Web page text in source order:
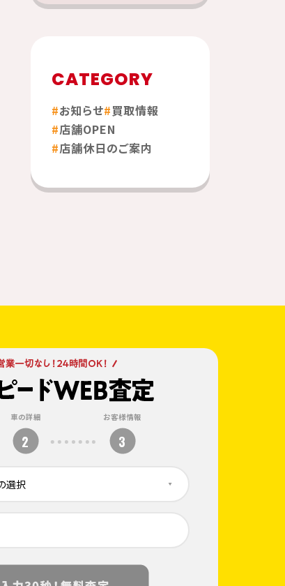
CATEGORY
お知らせ 買取情報
店舗OPEN
店舗休日のご案内
車の詳細
2
お客様情報
3